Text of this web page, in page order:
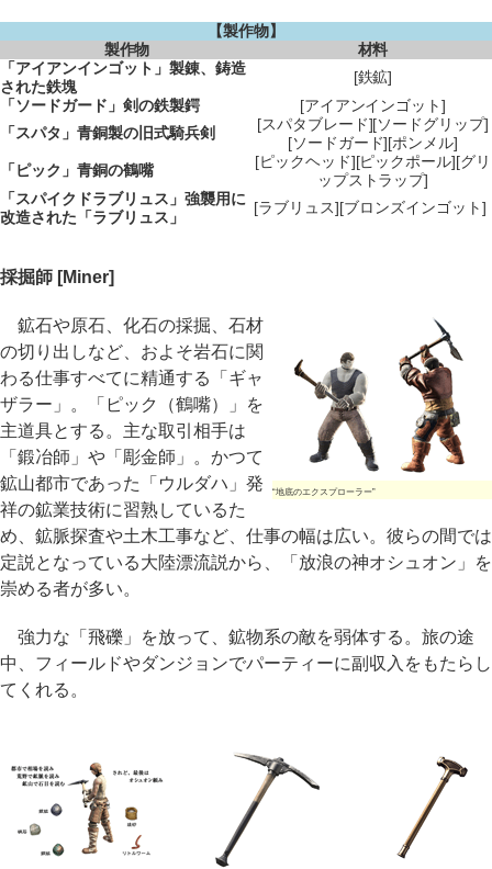
【製作物】
製作物
材料
「アイアンインゴット」製錬、鋳造
された鉄塊
[鉄鉱]
「ソードガード」剣の鉄製鍔
[アイアンインゴット]
「スパタ」青銅製の旧式騎兵剣
[スパタブレード][ソードグリップ]
[ソードガード][ポンメル]
「ピック」青銅の鶴嘴
[ピックヘッド][ピックポール][グリ
ップストラップ]
「スパイクドラブリュス」強襲用に
改造された「ラブリュス」
[ラブリュス][ブロンズインゴット]
採掘師 [Miner]
“地底のエクスプローラー”
鉱石や原石、化石の採掘、石材
の切り出しなど、およそ岩石に関
わる仕事すべてに精通する「ギャ
ザラー」。「ピック（鶴嘴）」を
主道具とする。主な取引相手は
「鍛冶師」や「彫金師」。かつて
鉱山都市であった「ウルダハ」発
祥の鉱業技術に習熟しているた
め、鉱脈探査や土木工事など、仕事の幅は広い。彼らの間では
定説となっている大陸漂流説から、「放浪の神オシュオン」を
崇める者が多い。
強力な「飛礫」を放って、鉱物系の敵を弱体する。旅の途
中、フィールドやダンジョンでパーティーに副収入をもたらし
てくれる。